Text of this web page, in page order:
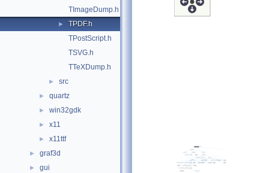
TImageDump.h
►
TPDF.h
TPostScript.h
TSVG.h
TTeXDump.h
► src
► quartz
► win32gdk
► x11
► x11ttf
► graf3d
► gui